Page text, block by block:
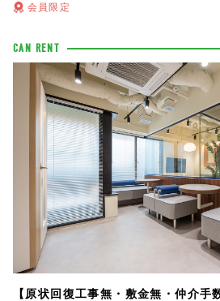
会員限定
CAN RENT
【原状回復工事無・敷金無・仲介手